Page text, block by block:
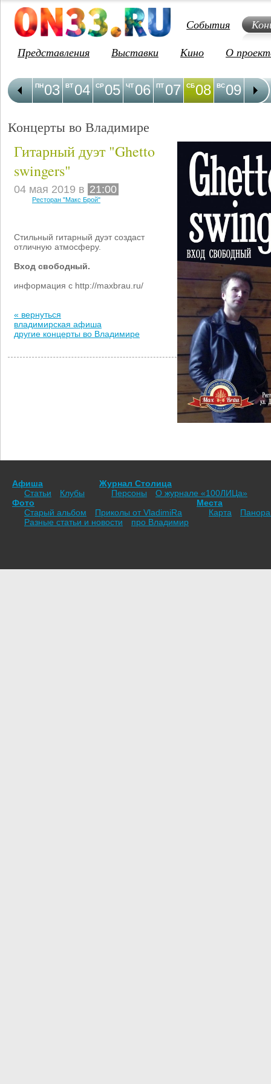
События
Представления
Выставки Кино О
03
ПН 04
ВТ 05
СР 06
ЧТ 07
ПТ 08
СБ 09
ВС 10
ПН
Концерты во Владимире
Гитарный дуэт "Ghetto
swingers"
04 мая 2019 в 21:00
Ресторан "Макс Брой"
Стильный гитарный дуэт создаст
отличную атмосферу.
Вход свободный.
информация с http://maxbrau.ru/
« вернуться
владимирская афиша
другие концерты во Владимире
Афиша
Статьи
Клубы
Журнал Столица
Персоны
О журнале «100ЛИЦа»
Фото
Старый альбом
Приколы от VladimiRа
Места
Карта
Разные статьи и новости
про Владимир